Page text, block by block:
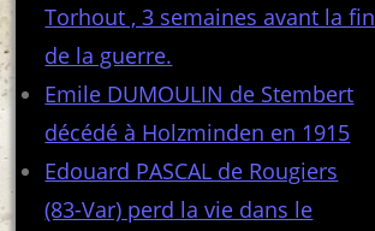
Torhout , 3 semaines avant la fin
de la guerre.
Emile DUMOULIN de Stembert
décédé à Holzminden en 1915
Edouard PASCAL de Rougiers
(83-Var) perd la vie dans le